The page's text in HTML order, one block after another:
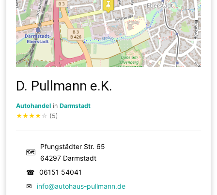
D. Pullmann e.K.
Autohandel inDarmstadt
★★★★ ☆ (5)
🗺
Pfungstädter Str. 65
64297 Darmstadt
☎
06151 54041
✉
info@autohaus-pullmann.de